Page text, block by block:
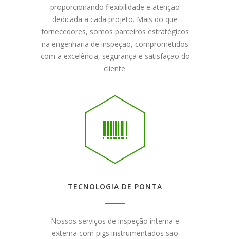
proporcionando flexibilidade e atenção
dedicada a cada projeto. Mais do que
fornecedores, somos parceiros estratégicos
na engenharia de inspeção, comprometidos
com a excelência, segurança e satisfação do
cliente.
TECNOLOGIA DE PONTA
Nossos serviços de inspeção interna e
externa com pigs instrumentados são